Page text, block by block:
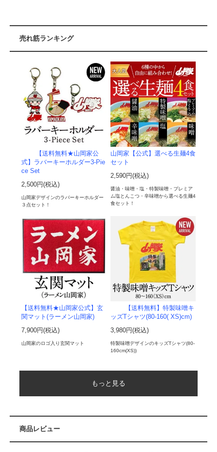
売れ筋ランキング
【送料無料★山岡家公
式】ラバーキーホルダー3-Pie
ce Set
2,500円(税込)
山岡家デザインのラバーキーホルダー
３点セット！
山岡家【公式】選べる生麺4食
セット
2,590円(税込)
醤油・味噌・塩・特製味噌・プレミア
ム塩とんこつ・辛味噌から選べる生麺4
食セット！
【送料無料★山岡家公式】玄
関マット(ラーメン山岡家)
7,900円(税込)
山岡家のロゴ入り玄関マット
【送料無料】特製味噌キ
ッズTシャツ(80-160( XS)cm)
3,980円(税込)
特製味噌デザインのキッズTシャツ(80-
160cm(XS))
もっと見る
商品レビュー